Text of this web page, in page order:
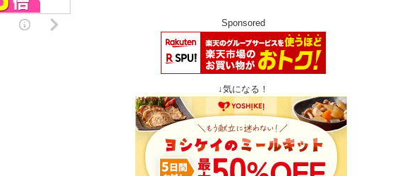
Sponsored
↓気になる！